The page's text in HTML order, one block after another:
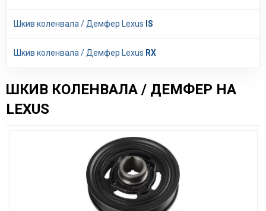
Шкив коленвала / Демфер Lexus IS
Шкив коленвала / Демфер Lexus RX
ШКИВ КОЛЕНВАЛА / ДЕМФЕР НА
LEXUS